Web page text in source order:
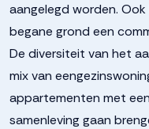
aangelegd worden.
begane grond een
De diversiteit van het
mix van
appartementen met
samenleving gaan